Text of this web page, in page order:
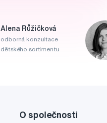
Alena Růžičková
odborná konzultace
dětského sortimentu
O společnosti